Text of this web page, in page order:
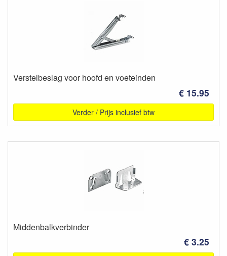
Verstelbeslag voor hoofd en voeteinden
€ 15.95
Verder / Prijs inclusief btw
Middenbalkverbinder
€ 3.25